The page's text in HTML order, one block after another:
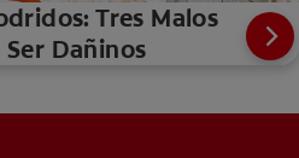
Tres Malos
Dañinos